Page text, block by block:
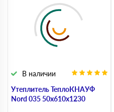
Утеплитель ТеплоКНАУФ
Nord 035 50х610х1230
В наличии